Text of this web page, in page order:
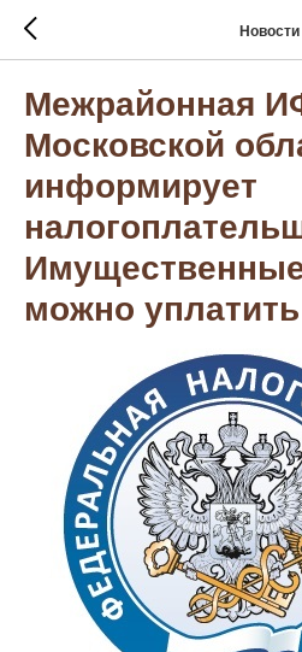
Новости
Межрайонная
Московской
информирует
можно